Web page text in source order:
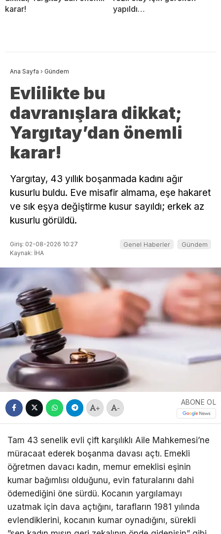
karar!
yapıldı…
Ana Sayfa › Gündem
Evlilikte bu
davranışlara dikkat;
Yargıtay’dan önemli
karar!
Yargıtay, 43 yıllık boşanmada kadını ağır
kusurlu buldu. Eve misafir almama, eşe hakaret
ve sık eşya değiştirme kusur sayıldı; erkek az
kusurlu görüldü.
Giriş: 02-08-2026 10:27
Kaynak: İHA
Genel Haberler Gündem
+ -
ABONE OL
Tam 43 senelik evli çift karşılıklı Aile Mahkemesi’ne
müracaat ederek boşanma davası açtı. Emekli
öğretmen davacı kadın, memur emeklisi eşinin
kumar bağımlısı olduğunu, evin faturalarını dahi
ödemediğini öne sürdü. Kocanın yargılamayı
uzatmak için dava açtığını, tarafların 1981 yılında
evlendiklerini, kocanın kumar oynadığını, sürekli